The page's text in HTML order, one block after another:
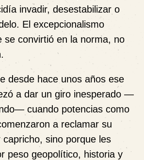
invadir, desestabilizar o
El excepcionalismo
se convirtió en la norma, no
desde hace unos años ese
a dar un giro inesperado —
cuando potencias como
a reclamar su
sino porque les
peso geopolítico, historia y